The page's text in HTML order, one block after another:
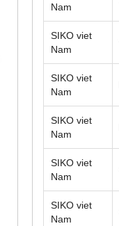
Nam
SIKO viet
Nam
SIKO viet
Nam
SIKO viet
Nam
SIKO viet
Nam
SIKO viet
Nam